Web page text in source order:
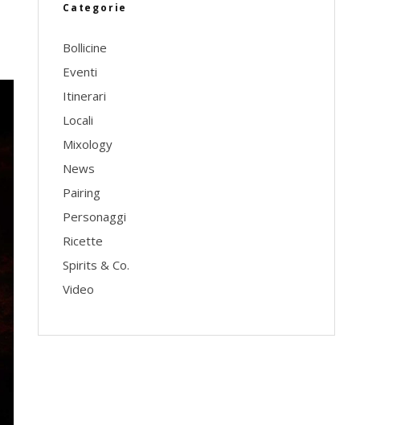
Categorie
Bollicine
Eventi
Itinerari
Locali
Mixology
News
Pairing
Personaggi
Ricette
Spirits & Co.
Video